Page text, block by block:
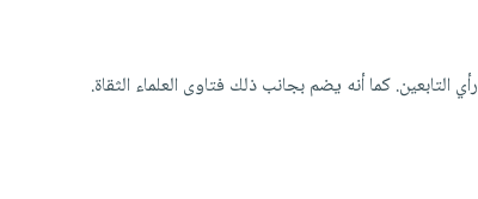
الموطأ هو كتاب حديث وكتاب فقه، وهو يضم مائة حديث سند و222 حديث مرسل، و613 حديث موقوف و285 رأي التابعين. كما أنه يضم بجانب ذلك فتاوى العلماء الثقاة.